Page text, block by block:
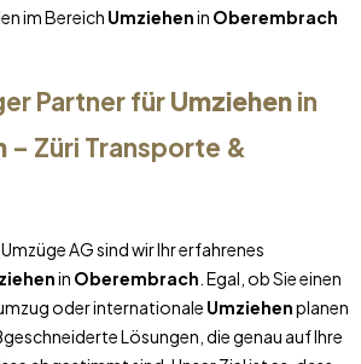
im Bereich Umziehenin Oberembrach
Partner fürUmziehenin
– Züri Transporte &
AG sind wir Ihr erfahrenes
in Oberembrach . Egal, ob Sie einen
oder internationale Umziehenplanen
Lösungen, die genau auf Ihre